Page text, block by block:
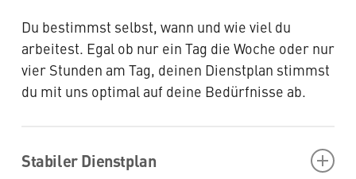
Du bestimmst selbst, wann und wie viel du
arbeitest. Egal ob nur ein Tag die Woche oder nur
vier Stunden am Tag, deinen Dienstplan stimmst
du mit uns optimal auf deine Bedürfnisse ab.
Stabiler Dienstplan